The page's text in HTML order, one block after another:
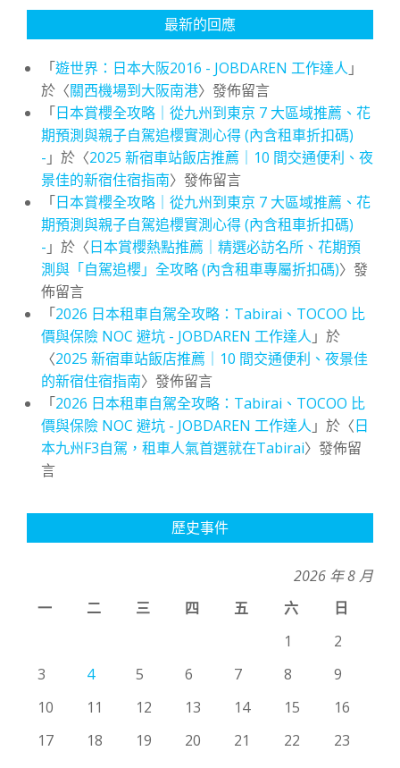
最新的回應
「遊世界：日本大阪2016 - JOBDAREN 工作達人 」
於〈關西機場到大阪南港〉發佈留言
「日本賞櫻全攻略｜從九州到東京 7 大區域推薦、花
期預測與親子自駕追櫻實測心得 (內含租車折扣碼)
- 」於〈2025 新宿車站飯店推薦｜10 間交通便利、夜
景佳的新宿住宿指南〉發佈留言
「日本賞櫻全攻略｜從九州到東京 7 大區域推薦、花
期預測與親子自駕追櫻實測心得 (內含租車折扣碼)
- 」於〈日本賞櫻熱點推薦｜精選必訪名所、花期預
測與「自駕追櫻」全攻略 (內含租車專屬折扣碼)〉發
佈留言
「2026 日本租車自駕全攻略：Tabirai、TOCOO 比
價與保險 NOC 避坑 - JOBDAREN 工作達人 」於
〈2025 新宿車站飯店推薦｜10 間交通便利、夜景佳
的新宿住宿指南〉發佈留言
「2026 日本租車自駕全攻略：Tabirai、TOCOO 比
價與保險 NOC 避坑 - JOBDAREN 工作達人 」於〈日
本九州F3自駕，租車人氣首選就在Tabirai〉發佈留
言
歷史事件
2026 年 8 月
一
二 三 四 五 六
日
1
2
3
4 5 6 7 8
9
10
11 12 13 14 15
16
17
18 19 20 21 22
23